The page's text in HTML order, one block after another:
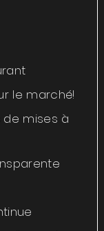
le marché!
de mises à